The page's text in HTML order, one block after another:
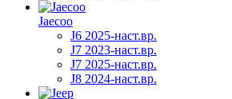
Jaecoo
J6 2025-наст.вр.
J7 2023-наст.вр.
J7 2025-наст.вр.
J8 2024-наст.вр.